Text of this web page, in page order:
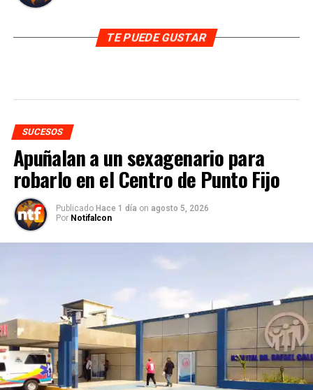
TE PUEDE GUSTAR
SUCESOS
Apuñalan a un sexagenario para
robarlo en el Centro de Punto Fijo
Publicado Hace 1 día on agosto 5, 2026
Por Notifalcon